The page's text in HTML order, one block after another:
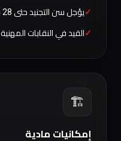
يؤجل سن التجنيد حتى 28 سنة
القيد في النقابات المهنية
🏗️
إمكانيات مادية